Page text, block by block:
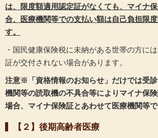
は、限度額適用認定証がなくても、マイナ
合、医療機関等での支払い額は自己負担限
す。
・国民健康保険税に未納がある世帯の方に
証が交付されない場合があります。
注意※「資格情報のお知らせ」だけでは受
機関等の読取機の不具合等によりマイナ保
場合、マイナ保険証とあわせて医療機関等で
【２】後期高齢者医療